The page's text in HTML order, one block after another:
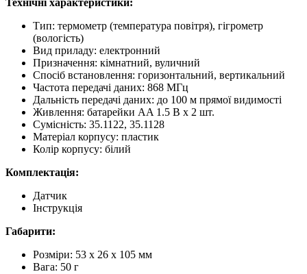
Технічні характеристики:
Тип: термометр (температура повітря), гігрометр
(вологість)
Вид приладу: електронний
Призначення: кімнатний, вуличний
Спосіб встановлення: горизонтальний, вертикальний
Частота передачі даних: 868 МГц
Дальність передачі даних: до 100 м прямої видимості
Живлення: батарейки АA 1.5 В х 2 шт.
Сумісність: 35.1122, 35.1128
Матеріал корпусу: пластик
Колір корпусу: білий
Комплектація:
Датчик
Інструкція
Габарити:
Розміри: 53 х 26 х 105 мм
Вага: 50 г